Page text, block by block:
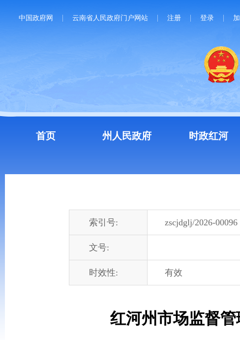
中国政府网 云南省人民政府门户网站 注册 登录
首页 州人民政府 时政红河
索引号: zscjdglj/2026-00096
文号:
时效性: 有效
红河州市场监督